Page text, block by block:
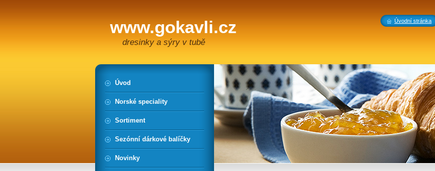
www.gokavli.cz
dresinky a sýry v tubě
Úvod
Norské speciality
Sortiment
Sezónní dárkové balíčky
Novinky
Úvodní stránka